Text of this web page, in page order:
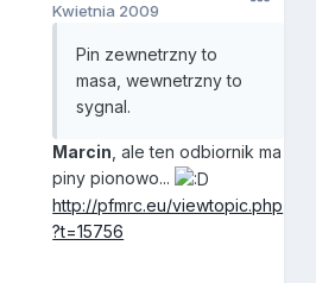
Kwietnia 2009
Pin zewnetrzny to
masa, wewnetrzny to
sygnal.
Marcin , ale ten odbiornik ma
piny pionowo...
http://pfmrc.eu/viewtopic.php
?t=15756